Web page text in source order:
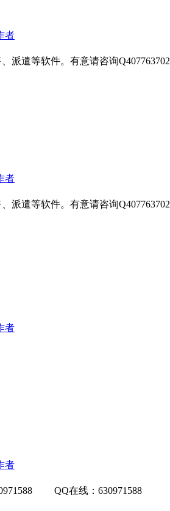
者
派遣等软件。有意请咨询Q407763702
者
派遣等软件。有意请咨询Q407763702
者
者
QQ在线：630971588